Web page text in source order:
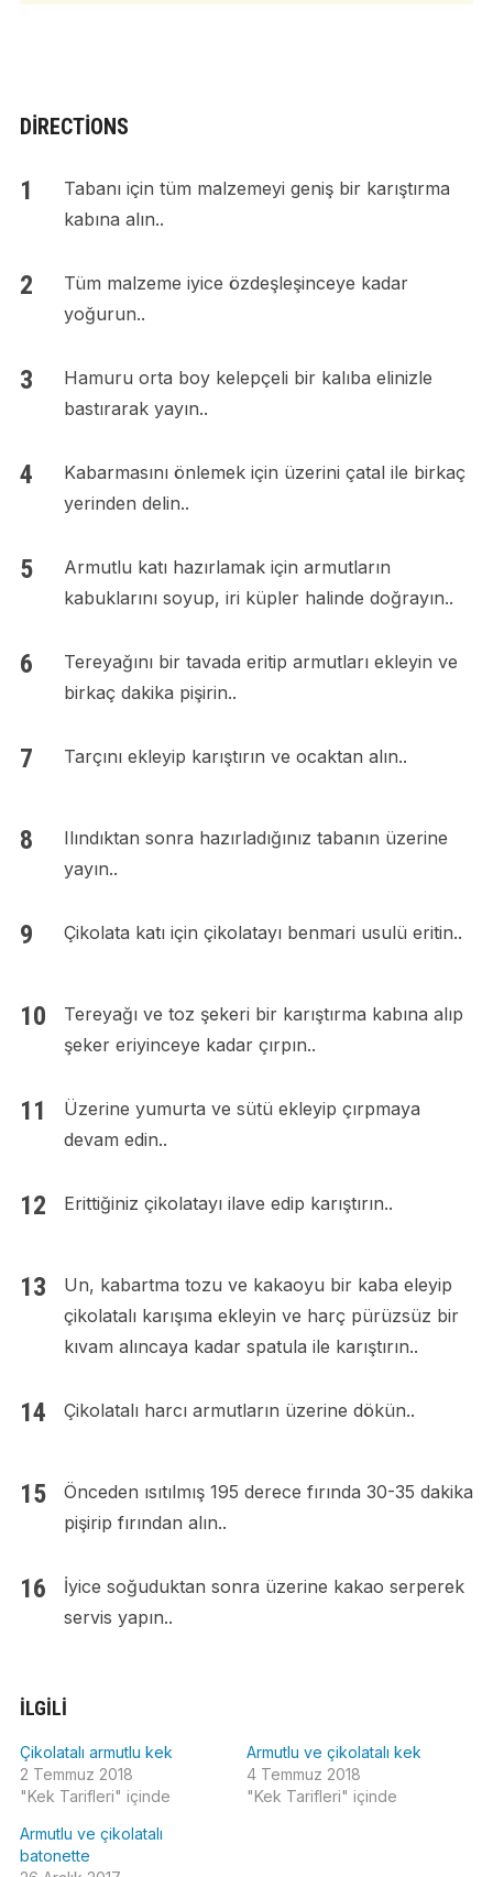
DIRECTIONS
Tabanı için tüm malzemeyi geniş bir karıştırma
kabına alın..
Tüm malzeme iyice özdeşleşinceye kadar
yoğurun..
Hamuru orta boy kelepçeli bir kalıba elinizle
bastırarak yayın..
Kabarmasını önlemek için üzerini çatal ile birkaç
yerinden delin..
Armutlu katı hazırlamak için armutların
kabuklarını soyup, iri küpler halinde doğrayın..
Tereyağını bir tavada eritip armutları ekleyin ve
birkaç dakika pişirin..
Tarçını ekleyip karıştırın ve ocaktan alın..
Ilındıktan sonra hazırladığınız tabanın üzerine
yayın..
Çikolata katı için çikolatayı benmari usulü eritin..
Tereyağı ve toz şekeri bir karıştırma kabına alıp
şeker eriyinceye kadar çırpın..
Üzerine yumurta ve sütü ekleyip çırpmaya
devam edin..
Erittiğiniz çikolatayı ilave edip karıştırın..
Un, kabartma tozu ve kakaoyu bir kaba eleyip
çikolatalı karışıma ekleyin ve harç pürüzsüz bir
kıvam alıncaya kadar spatula ile karıştırın..
Çikolatalı harcı armutların üzerine dökün..
Önceden ısıtılmış 195 derece fırında 30-35 dakika
pişirip fırından alın..
İyice soğuduktan sonra üzerine kakao serperek
servis yapın..
İLGILI
Çikolatalı armutlu kek
2 Temmuz 2018
"Kek Tarifleri" içinde
Armutlu ve çikolatalı kek
4 Temmuz 2018
"Kek Tarifleri" içinde
Armutlu ve çikolatalı
batonette